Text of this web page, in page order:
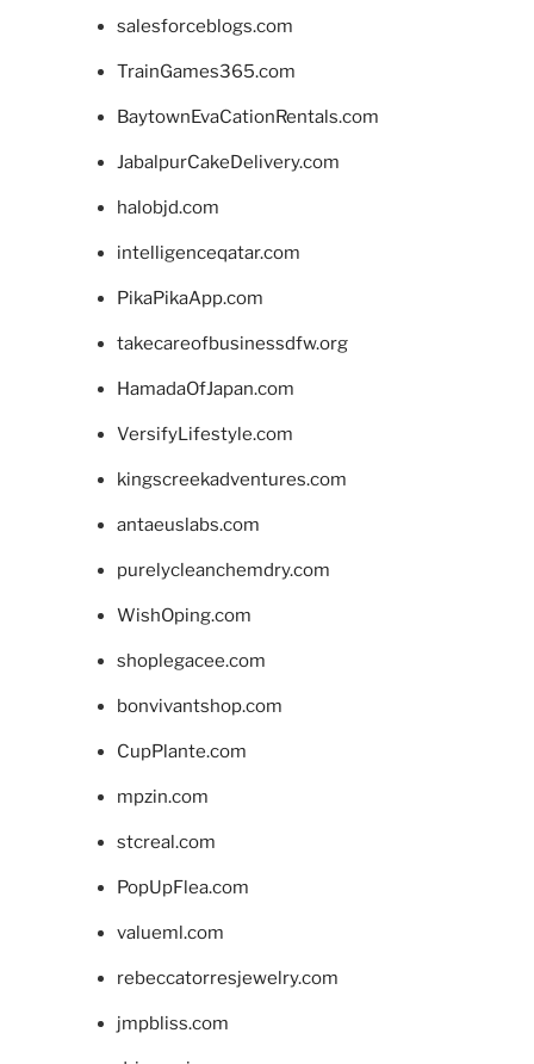
salesforceblogs.com
TrainGames365.com
BaytownEvaCationRentals.com
JabalpurCakeDelivery.com
halobjd.com
intelligenceqatar.com
PikaPikaApp.com
takecareofbusinessdfw.org
HamadaOfJapan.com
VersifyLifestyle.com
kingscreekadventures.com
antaeuslabs.com
purelycleanchemdry.com
WishOping.com
shoplegacee.com
bonvivantshop.com
CupPlante.com
mpzin.com
stcreal.com
PopUpFlea.com
valueml.com
rebeccatorresjewelry.com
jmpbliss.com